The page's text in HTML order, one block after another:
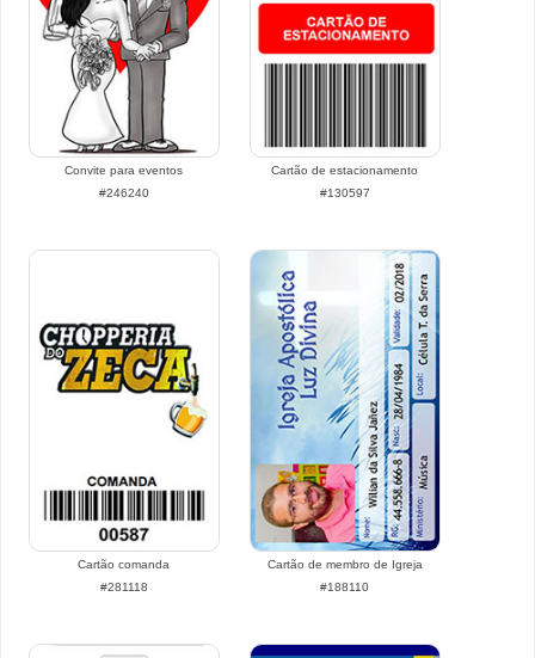
Convite para eventos
#246240
Cartão de estacionamento
#130597
Cartão comanda
#281118
Cartão de membro de Igreja
#188110